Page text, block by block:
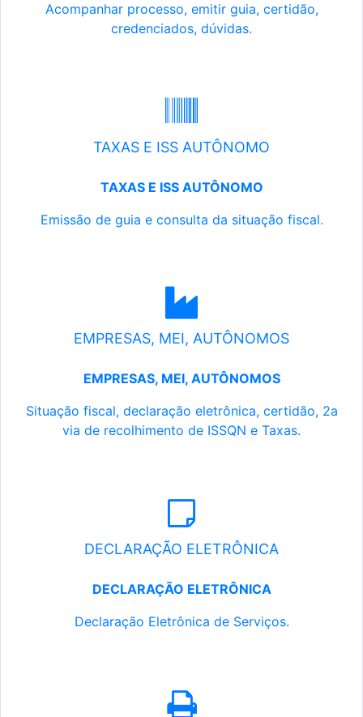
Acompanhar processo, emitir guia, certidão,
credenciados, dúvidas.
TAXAS E ISS AUTÔNOMO
TAXAS E ISS AUTÔNOMO
Emissão de guia e consulta da situação fiscal.
EMPRESAS, MEI, AUTÔNOMOS
EMPRESAS, MEI, AUTÔNOMOS
Situação fiscal, declaração eletrônica, certidão, 2a
via de recolhimento de ISSQN e Taxas.
DECLARAÇÃO ELETRÔNICA
DECLARAÇÃO ELETRÔNICA
Declaração Eletrônica de Serviços.